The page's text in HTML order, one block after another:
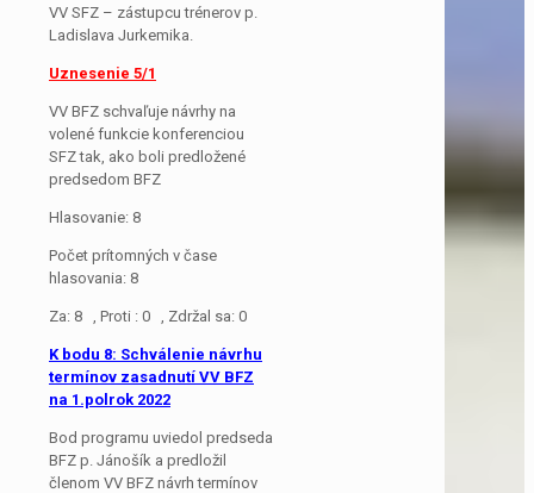
VV SFZ – zástupcu trénerov p.
Ladislava Jurkemika.
Uznesenie 5/1
VV BFZ schvaľuje návrhy na
volené funkcie konferenciou
SFZ tak, ako boli predložené
predsedom BFZ
Hlasovanie: 8
Počet prítomných v čase
hlasovania: 8
Za: 8 , Proti : 0 , Zdržal sa: 0
K bodu 8: Schválenie návrhu
termínov zasadnutí VV BFZ
na 1.polrok 2022
Bod programu uviedol predseda
BFZ p. Jánošík a predložil
členom VV BFZ návrh termínov